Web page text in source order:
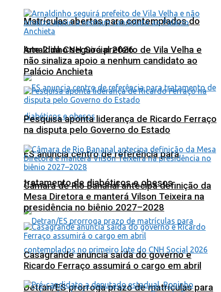
Matrículas abertas para contemplados do
lote 2 da CNH Social 2026
ES anuncia centro de referência para
tratamento de diabéticos e obesos
Detran/ES prorroga prazo de matrículas para
Arnaldinho seguirá prefeito de Vila Velha e
não sinaliza apoio a nenhum candidato ao
Palácio Anchieta
Pesquisa aponta liderança de Ricardo Ferraço
na disputa pelo Governo do Estado
Câmara de Rio Bananal antecipa definição da
Mesa Diretora e manterá Vilson Teixeira na
presidência no biênio 2027–2028
Casagrande anuncia saída do governo e
Ricardo Ferraço assumirá o cargo em abril